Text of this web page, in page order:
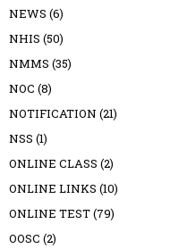
NEWS (6)
NHIS (50)
NMMS (35)
NOC (8)
NOTIFICATION (21)
NSS (1)
ONLINE CLASS (2)
ONLINE LINKS (10)
ONLINE TEST(79)
OOSC (2)